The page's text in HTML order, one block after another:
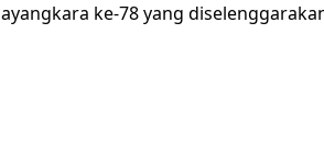
ke-78 yang